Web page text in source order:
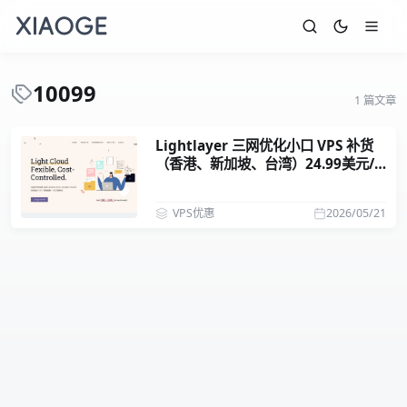
10099 1 篇文章
Lightlayer 三网优化小口 VPS 补货
（香港、新加坡、台湾）24.99美元/
2026/05/21
VPS优惠